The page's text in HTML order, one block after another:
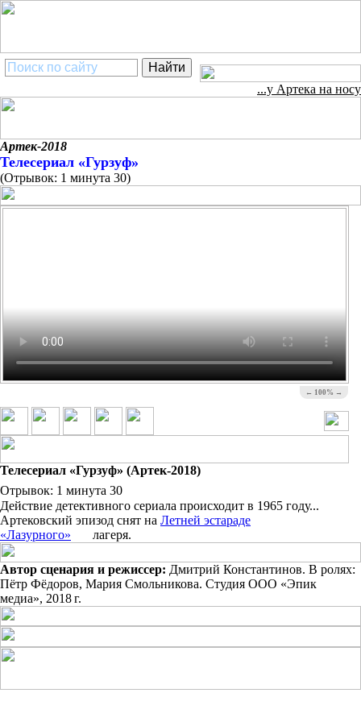
...у Артека на носу
Артек-2018
Телесериал «Гурзуф»
(Отрывок: 1 минута 30)
← 100% →
Телесериал «Гурзуф» (Артек-2018)
Отрывок: 1 минута 30
Действие детективного сериала происходит в 1965 году...
Артековский эпизод снят на Летней эстараде
«Лазурного» лагеря.
Автор сценария и режисcер: Дмитрий Константинов. В ролях:
Пётр Фёдоров, Мария Смольникова. Студия ООО «Эпик
медиа», 2018 г.